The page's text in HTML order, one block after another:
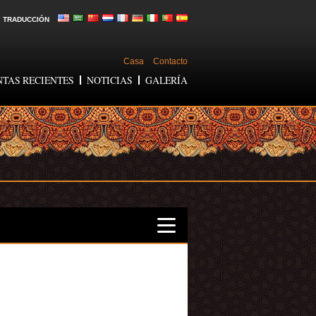
TRADUCCIÓN
Casa Contacto
RECIENTES NOTICIAS GALERÍA